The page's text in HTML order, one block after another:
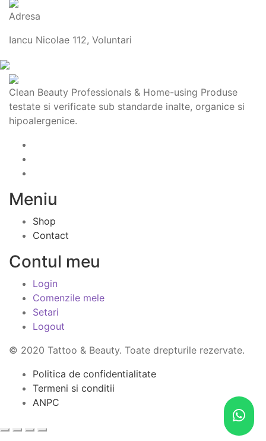
Adresa
Iancu Nicolae 112, Voluntari
Clean Beauty Professionals & Home-using Produse
testate si verificate sub standarde inalte, organice si
hipoalergenice.
Meniu
Shop
Contact
Contul meu
Login
Comenzile mele
Setari
Logout
© 2020 Tattoo & Beauty. Toate drepturile rezervate.
Politica de confidentialitate
Termeni si conditii
ANPC